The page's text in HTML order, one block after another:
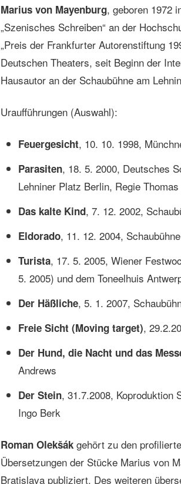
Marius von Mayenburg, geboren 1972
„Szenisches Schreiben“ an der
„Preis der Frankfurter Autorenstiftung
Deutschen Theaters, seit Beginn der
Hausautor an der Schaubühne am
Uraufführungen (Auswahl):
Feuergesicht, 10. 10. 1998,
Parasiten, 18. 5. 2000, Deutsches
Lehniner Platz Berlin, Regie
Das kalte Kind, 7. 12. 2002,
Eldorado, 11. 12. 2004,
Turista, 17. 5. 2005, Wiener
5. 2005) und dem Toneelhuis
Der Häßliche, 5. 1. 2007,
Freie Sicht (Moving target),
Der Hund, die Nacht und das
Andrews
Der Stein, 31.7.2008, Koproduktion
Ingo Berk
Roman Olekšák gehört zu den
Übersetzungen der Stücke Marius von
Bratislava publiziert. Des weiteren